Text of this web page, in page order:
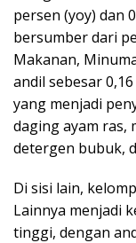
persen (yoy) dan
bersumber dari
Makanan,
andil sebesar
yang menjadi
daging ayam ras,
detergen bubuk,
Di sisi lain,
Lainnya menjadi
tinggi, dengan